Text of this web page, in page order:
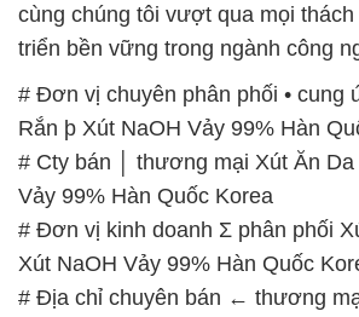
cùng chúng tôi vượt qua mọi
triển bền vững trong ngành công
# Đơn vị chuyên phân phối • cung
Rắn þ Xút NaOH Vảy 99% Hàn
# Cty bán │ thương mại Xút Ăn
Vảy 99% Hàn Quốc Korea
# Đơn vị kinh doanh Σ phân phối
Xút NaOH Vảy 99% Hàn Quốc
# Địa chỉ chuyên bán ← thương